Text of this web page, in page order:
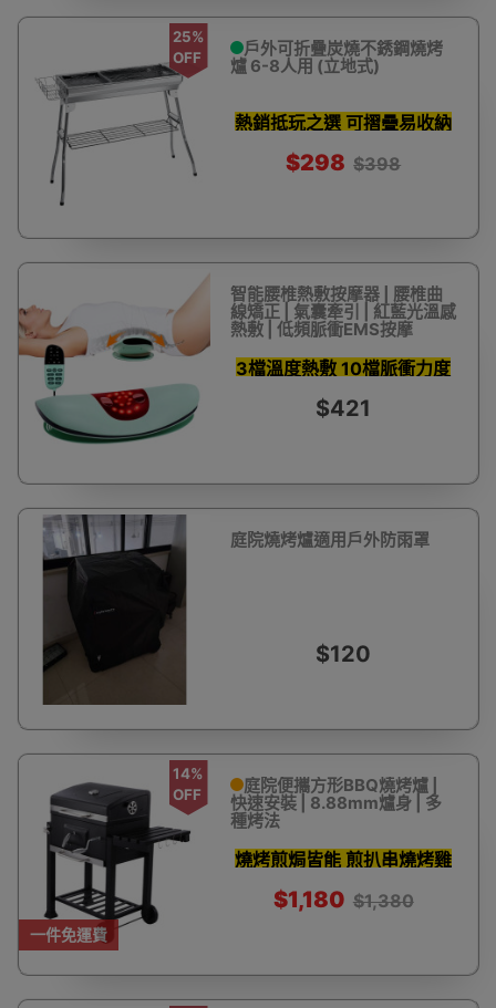
25%
OFF
戶外可折疊炭燒不銹鋼燒烤
爐 6-8人用 (立地式)
熱銷抵玩之選 可摺疊易收納
$298 $398
智能腰椎熱敷按摩器 | 腰椎曲
線矯正 | 氣囊牽引 | 紅藍光溫感
熱敷 | 低頻脈衝EMS按摩
3檔溫度熱敷 10檔脈衝力度
$421
庭院燒烤爐適用戶外防雨罩
$120
一件免運費
14%
OFF
庭院便攜方形BBQ燒烤爐 |
快速安裝 | 8.88mm爐身 | 多
種烤法
燒烤煎焗皆能 煎扒串燒烤雞
$1,180 $1,380